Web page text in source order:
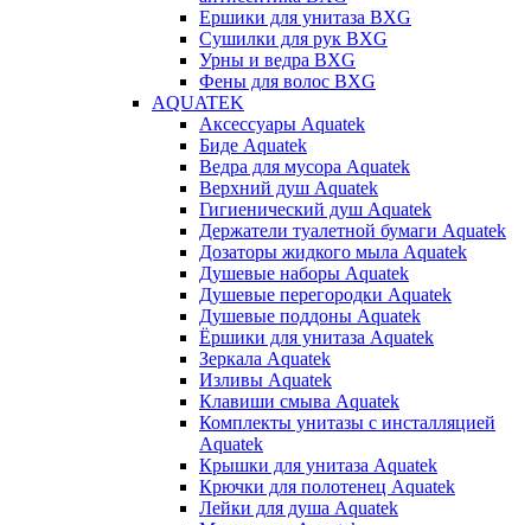
Ершики для унитаза BXG
Сушилки для рук BXG
Урны и ведра BXG
Фены для волос BXG
AQUATEK
Аксессуары Aquatek
Биде Aquatek
Ведра для мусора Aquatek
Верхний душ Aquatek
Гигиенический душ Aquatek
Держатели туалетной бумаги Aquatek
Дозаторы жидкого мыла Aquatek
Душевые наборы Aquatek
Душевые перегородки Aquatek
Душевые поддоны Aquatek
Ёршики для унитаза Aquatek
Зеркала Aquatek
Изливы Aquatek
Клавиши смыва Aquatek
Комплекты унитазы с инсталляцией
Aquatek
Крышки для унитаза Aquatek
Крючки для полотенец Aquatek
Лейки для душа Aquatek